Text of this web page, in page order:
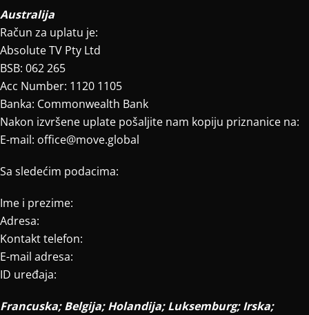
Australija
Račun za uplatu je:
Absolute TV Pty Ltd
BSB: 062 265
Acc Number: 1120 1105
Banka: Commonwealth Bank
Nakon izvršene uplate pošaljite nam kopiju priznanice na:
E-mail: office@move.global
Sa sledećim podacima:
Ime i prezime:
Adresa:
Kontakt telefon:
E-mail adresa:
ID uređaja:
Francuska; Belgija; Holandija; Luksemburg; Irska;